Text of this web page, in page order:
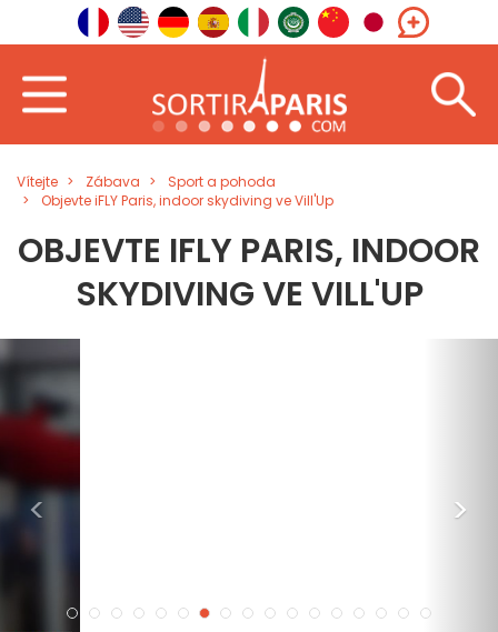
Vítejte Zábava
Sport a pohoda
Objevte iFLY Paris, indoor skydiving ve Vill'Up
OBJEVTE IFLY PARIS, INDOOR
SKYDIVING VE VILL'UP
< >